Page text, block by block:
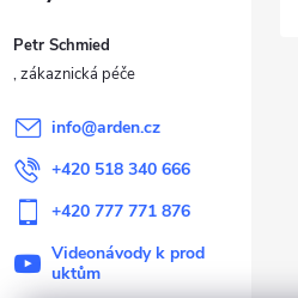
Petr Schmied
info@arden.cz
+420 518 340 666
+420 777 771 876
Videonávody k prod
uktům